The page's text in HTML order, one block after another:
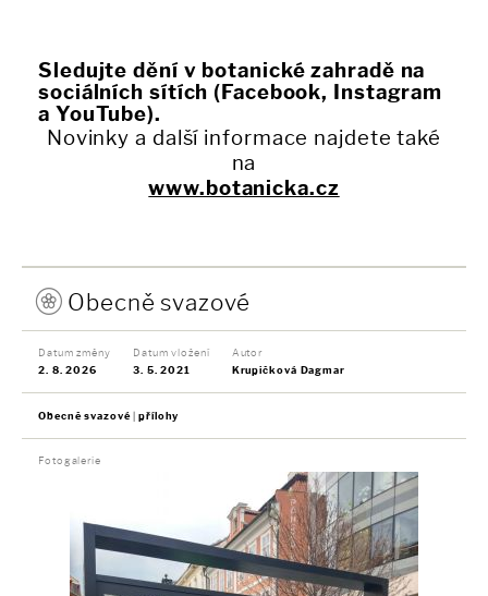
Sledujte dění v botanické zahradě na
sociálních sítích (Facebook, Instagram
a YouTube).
Novinky a další informace najdete také
na
www.botanicka.cz
Obecně svazové
Datum změny
2. 8. 2026
Datum vložení
3. 5. 2021
Autor
Krupičková Dagmar
Obecně svazové přílohy
Fotogalerie